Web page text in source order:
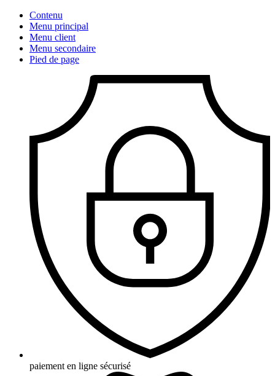
Contenu
Menu principal
Menu client
Menu secondaire
Pied de page
paiement en ligne sécurisé